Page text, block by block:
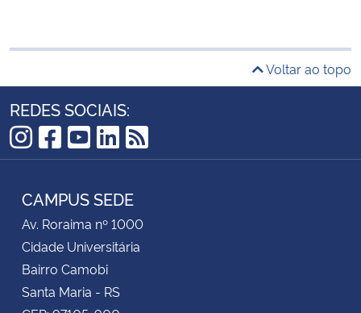
Voltar ao topo
REDES SOCIAIS:
Instagram
Facebook
YouTube
LinkedIn
RSS
CAMPUS SEDE
Av. Roraima nº 1000
Cidade Universitária
Bairro Camobi
Santa Maria - RS